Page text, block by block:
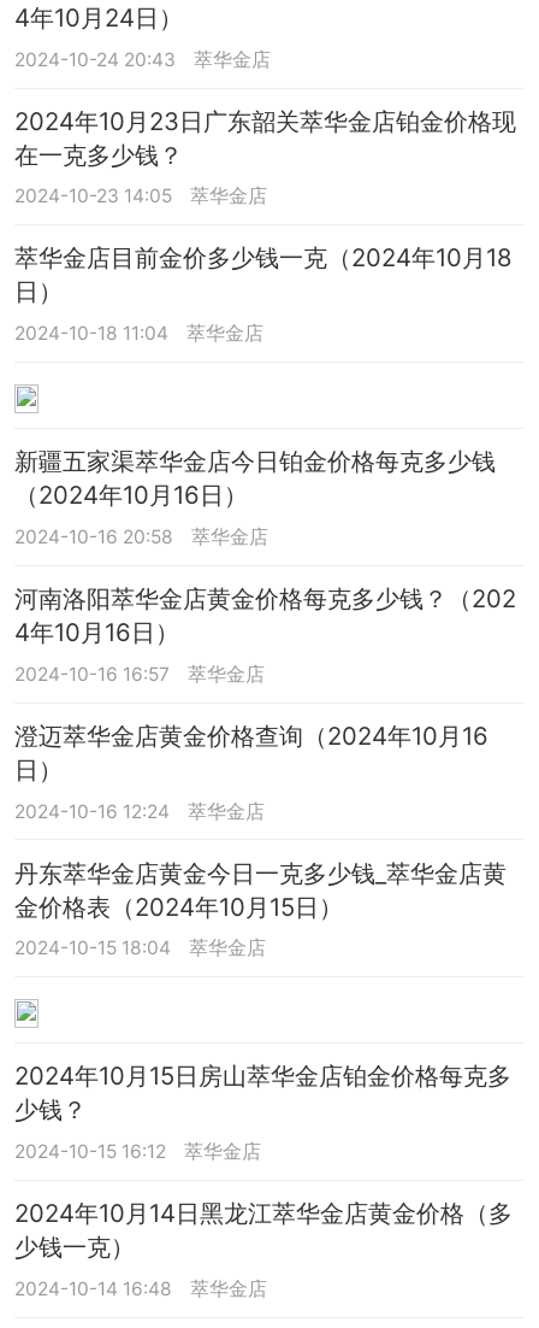
4年10月24日）
2024-10-24 20:43 萃华金店
2024年10月23日广东韶关萃华金店铂金价格现
在一克多少钱？
2024-10-23 14:05 萃华金店
萃华金店目前金价多少钱一克（2024年10月18
日）
2024-10-18 11:04 萃华金店
新疆五家渠萃华金店今日铂金价格每克多少钱
（2024年10月16日）
2024-10-16 20:58 萃华金店
河南洛阳萃华金店黄金价格每克多少钱？（202
4年10月16日）
2024-10-16 16:57 萃华金店
澄迈萃华金店黄金价格查询（2024年10月16
日）
2024-10-16 12:24 萃华金店
丹东萃华金店黄金今日一克多少钱_萃华金店黄
金价格表（2024年10月15日）
2024-10-15 18:04 萃华金店
2024年10月15日房山萃华金店铂金价格每克多
少钱？
2024-10-15 16:12 萃华金店
2024年10月14日黑龙江萃华金店黄金价格（多
少钱一克）
2024-10-14 16:48 萃华金店